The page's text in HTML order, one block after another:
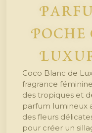
Poche
Coco Blanc de
fragrance
des tropiques et
parfum lumineux
des fleurs
pour créer un